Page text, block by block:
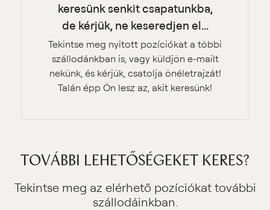
keresünk senkit csapatunkba,
de kérjük, ne keseredjen el...
Tekintse meg nyitott pozíciókat a többi
szállodánkban is, vagy küldjön e⁠⁠-⁠⁠mailt
nekünk, és kérjük, csatolja önéletrajzát!
Talán épp Ön lesz az, akit keresünk!
TOVÁBBI LEHETŐSÉGEKET KERES?
Tekintse meg az elérhető pozíciókat további
szállodáinkban.